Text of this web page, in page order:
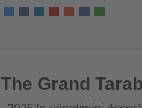
The Grand Tarabya’nın Yeni
The Grand